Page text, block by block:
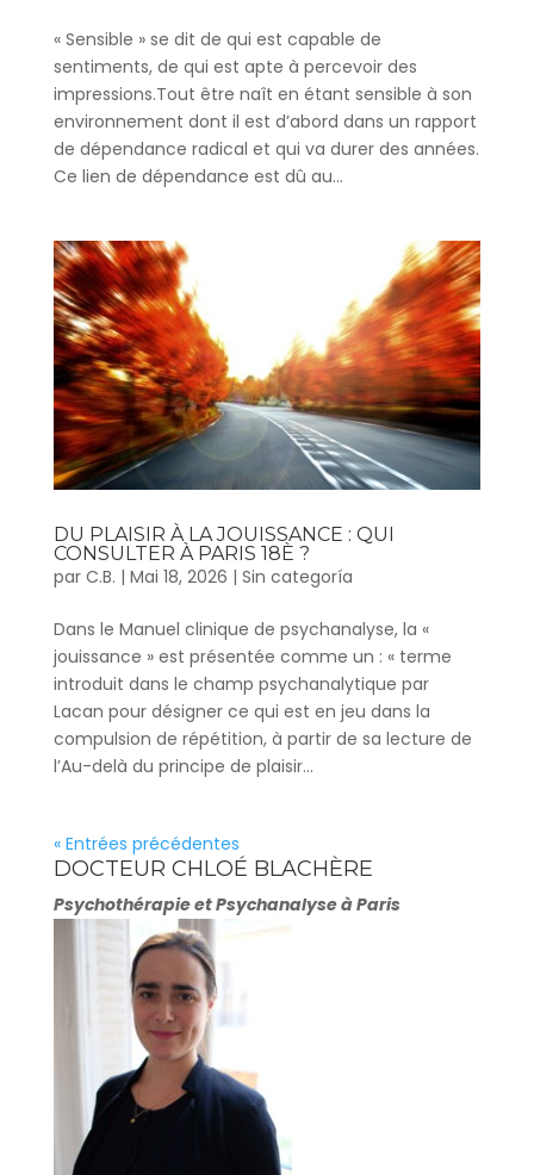
« Sensible » se dit de qui est capable de
sentiments, de qui est apte à percevoir des
impressions.Tout être naît en étant sensible à son
environnement dont il est d’abord dans un rapport
de dépendance radical et qui va durer des années.
Ce lien de dépendance est dû au...
DU PLAISIR À LA JOUISSANCE : QUI
CONSULTER À PARIS 18È ?
par C.B. | Mai 18, 2026 | Sin categoría
Dans le Manuel clinique de psychanalyse, la «
jouissance » est présentée comme un : « terme
introduit dans le champ psychanalytique par
Lacan pour désigner ce qui est en jeu dans la
compulsion de répétition, à partir de sa lecture de
l’Au-delà du principe de plaisir...
« Entrées précédentes
DOCTEUR CHLOÉ BLACHÈRE
Psychothérapie et Psychanalyse à Paris